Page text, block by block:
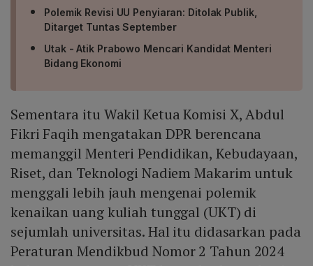
Polemik Revisi UU Penyiaran: Ditolak Publik,
Ditarget Tuntas September
Utak - Atik Prabowo Mencari Kandidat Menteri
Bidang Ekonomi
Sementara itu Wakil Ketua Komisi X, Abdul
Fikri Faqih mengatakan DPR berencana
memanggil Menteri Pendidikan, Kebudayaan,
Riset, dan Teknologi Nadiem Makarim untuk
menggali lebih jauh mengenai polemik
kenaikan uang kuliah tunggal (UKT) di
sejumlah universitas. Hal itu didasarkan pada
Peraturan Mendikbud Nomor 2 Tahun 2024